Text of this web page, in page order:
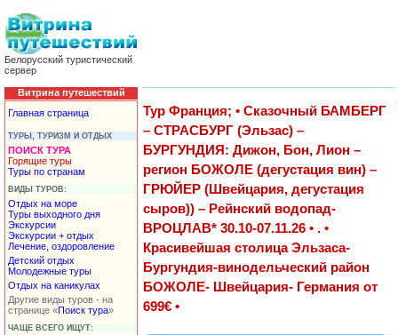
Белорусский туристический
сервер
Витрина путешествий
Главная страница
ТУРЫ, ТУРИЗМ И ОТДЫХ
ПОИСК ТУРА
Горящие туры
Туры по странам
ВИДЫ ТУРОВ:
Отдых на море
Туры выходного дня
Экскурсии
Экскурсии + отдых
Лечение, оздоровление
Детский отдых
Молодежные туры
Отдых на каникулах
Другие виды туров - на
странице «Поиск тура»
ЧАЩЕ ВСЕГО ИЩУТ:
Тур Франция; • Сказочный БАМБЕРГ
– СТРАСБУРГ (Эльзас) –
БУРГУНДИЯ: Дижон, Бон, Лион –
регион БОЖОЛЕ (дегустация вин) –
ГРЮЙЕР (Швейцария, дегустация
сыров)) – Рейнский водопад-
ВРОЦЛАВ* 30.10-07.11.26 • . •
Красивейшая столица Эльзаса-
Бургундия-винодельческий район
БОЖОЛЕ- Швейцария- Германия от
699€ •